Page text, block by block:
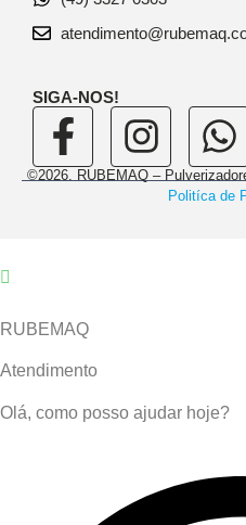
SIGA-NOS!
©2026. RUBEMAQ –
Politíca de
RUBEMAQ
Atendimento
Olá, como posso ajudar hoje?